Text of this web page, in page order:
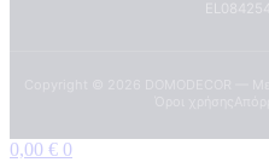
0,00 € 0